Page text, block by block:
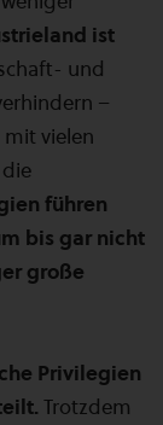
ist
und
–
vielen
führen
bis gar nicht
große
Privilegien
Trotzdem